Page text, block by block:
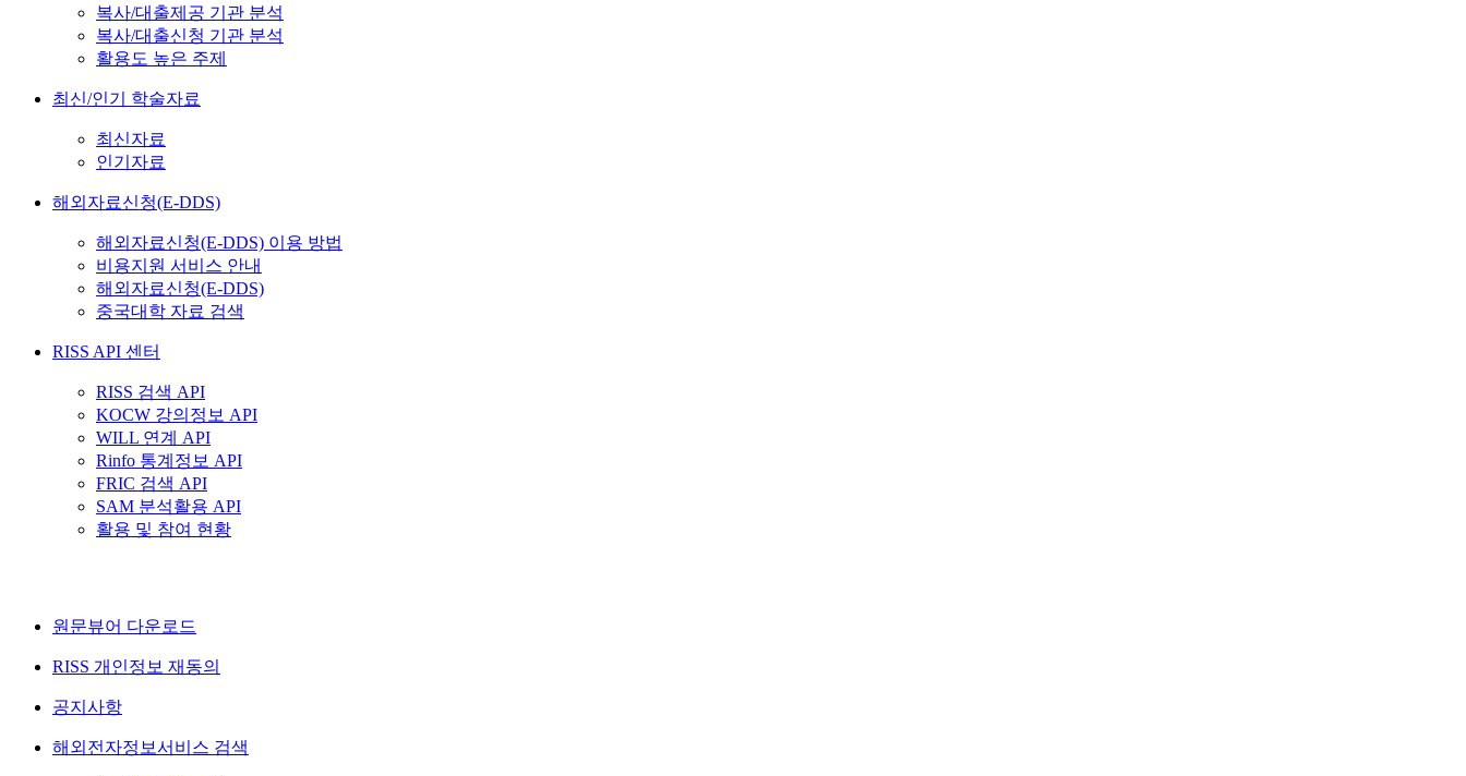
복사/대출제공 기관 분석
복사/대출신청 기관 분석
활용도 높은 주제
최신/인기 학술자료
최신자료
인기자료
해외자료신청(E-DDS)
해외자료신청(E-DDS) 이용 방법
비용지원 서비스 안내
해외자료신청(E-DDS)
중국대학 자료 검색
RISS API 센터
RISS 검색 API
KOCW 강의정보 API
WILL 연계 API
Rinfo 통계정보 API
FRIC 검색 API
SAM 분석활용 API
활용 및 참여 현황
원문뷰어 다운로드
RISS 개인정보 재동의
공지사항
해외전자정보서비스 검색